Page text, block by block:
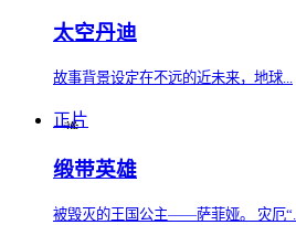
太空丹迪
故事背景设定在不远的近未来，地球...
正片
缎带英雄
被毁灭的王国公主——萨菲娅。 灾厄“...